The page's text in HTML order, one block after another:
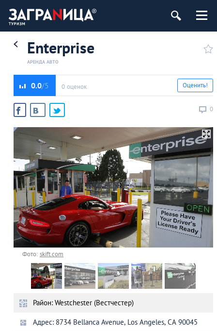
Enterprise
АРЕНДА АВТО
0.0 0 оценок
0
Оценить!
Фото:skift.com
Район: Westchester (Вестчестер)
Адрес: 8734 Bellanca Avenue, Los Angeles, CA 90045